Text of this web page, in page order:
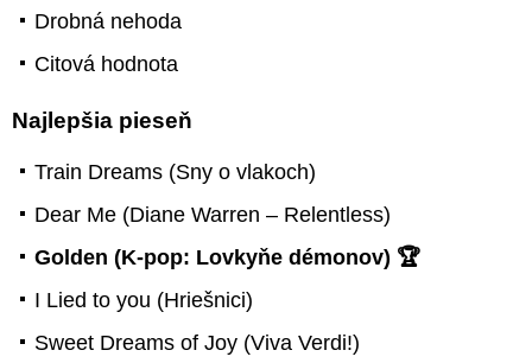
Drobná nehoda
Citová hodnota
Najlepšia pieseň
Train Dreams (Sny o vlakoch)
Dear Me (Diane Warren – Relentless)
Golden (K-pop: Lovkyňe démonov) 🏆
I Lied to you (Hriešnici)
Sweet Dreams of Joy (Viva Verdi!)